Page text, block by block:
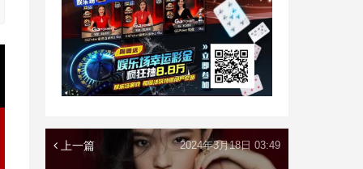
上一篇 2024年3月18日 03:49